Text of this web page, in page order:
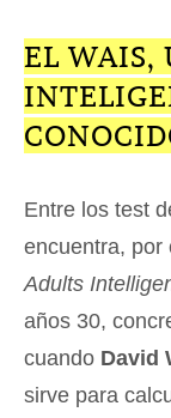
EL WAIS,
Entre los test
encuentra, por
Adults
años 30,
cuando David
sirve para